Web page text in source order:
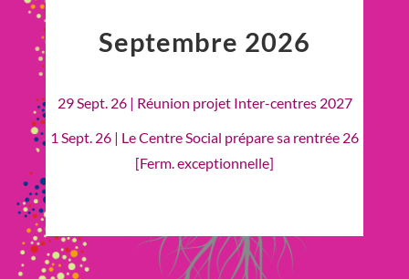
Septembre 2026
29 Sept. 26 | Réunion projet Inter-centres 2027
1 Sept. 26 | Le Centre Social prépare sa rentrée 26
[Ferm. exceptionnelle]